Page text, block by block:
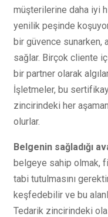
müşterilerine daha iyi
yenilik peşinde
bir güvence sunarken,
sağlar. Birçok cliente
bir partner olarak
İşletmeler, bu
zincirindeki her
olurlar.
Belgenin sağladığı
belgeye sahip olmak,
tabi tutulmasını
keşfedebilir ve bu
Tedarik zincirindeki